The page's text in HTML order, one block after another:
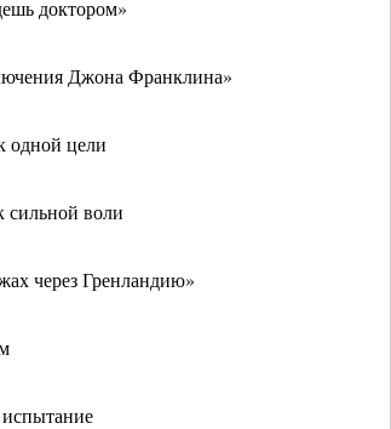
доктором»
Джона Франклина»
цели
сильной воли
через Гренландию»